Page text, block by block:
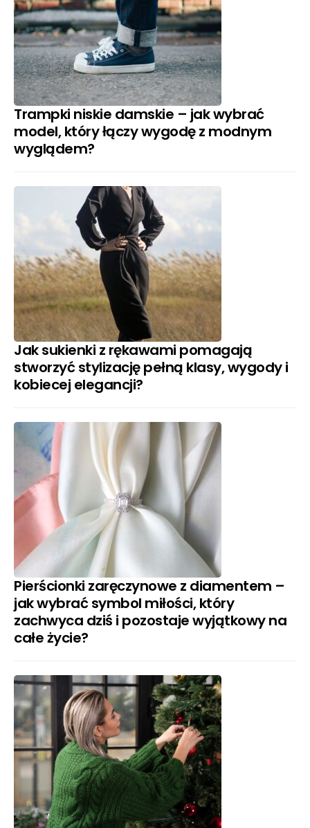
Trampki niskie damskie – jak wybrać
model, który łączy wygodę z modnym
wyglądem?
Jak sukienki z rękawami pomagają
stworzyć stylizację pełną klasy, wygody i
kobiecej elegancji?
Pierścionki zaręczynowe z diamentem –
jak wybrać symbol miłości, który
zachwyca dziś i pozostaje wyjątkowy na
całe życie?